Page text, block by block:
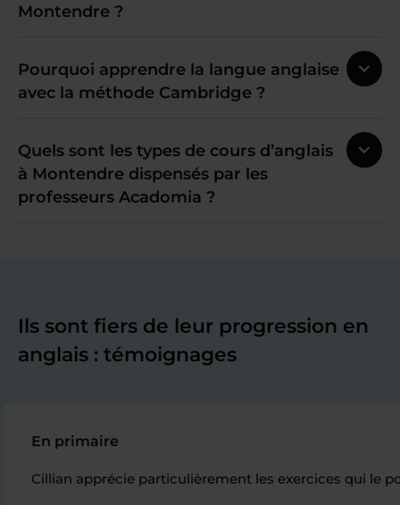
Montendre ?
Pourquoi apprendre la langue anglaise
avec la méthode Cambridge ?
Quels sont les types de cours d’anglais
à Montendre dispensés par les
professeurs Acadomia ?
Ils sont fiers de leur progression en
anglais : témoignages
En primaire
Cillian apprécie particulièrement les exercices qui le